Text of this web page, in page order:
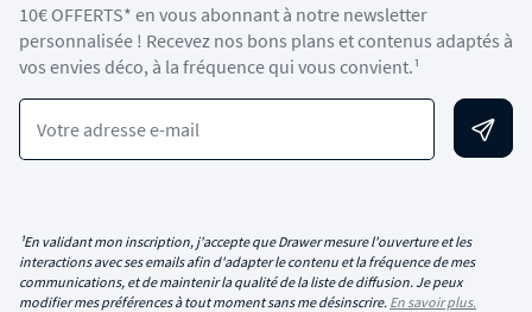
10€ OFFERTS* en vous abonnant à notre newsletter
personnalisée ! Recevez nos bons plans et contenus adaptés à
vos envies déco, à la fréquence qui vous convient.¹
Votre adresse e-mail
¹En validant mon inscription, j'accepte que Drawer mesure l'ouverture et les
interactions avec ses emails afin d'adapter le contenu et la fréquence de mes
communications, et de maintenir la qualité de la liste de diffusion. Je peux
modifier mes préférences à tout moment sans me désinscrire. En savoir plus.